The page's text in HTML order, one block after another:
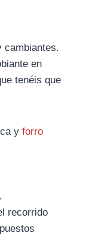
cambiantes.
en
tenéis que
y forro
recorrido